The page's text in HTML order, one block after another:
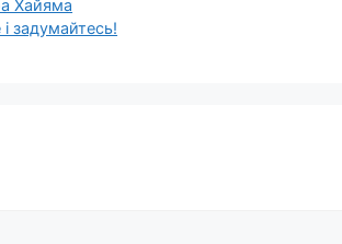
Хайяма
задумайтесь!